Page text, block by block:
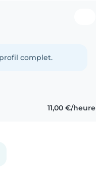
complet.
11,00 €/heure